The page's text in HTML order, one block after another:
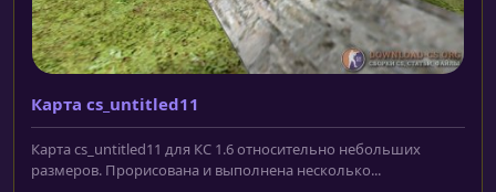
Карта cs_untitled11
Карта cs_untitled11 для КС 1.6 относительно небольших
размеров. Прорисована и выполнена несколько...